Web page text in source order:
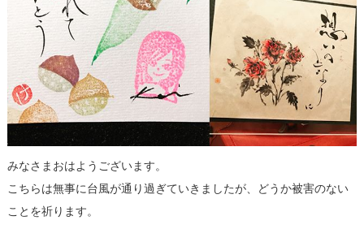
みなさまおはようございます。
こちらは無事に台風が通り過ぎていきましたが、どうか被害のない
ことを祈ります。